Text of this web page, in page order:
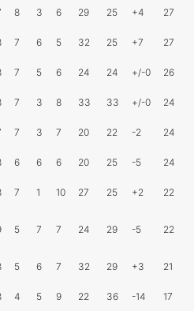
8 3 6 29 25 +4 27
7 6 5 32 25 +7 27
7 5 6 24 24 +/-0 26
7 3 8 33 33 +/-0 24
7 3 7 20 22 -2 24
6 6 6 20 25 -5 24
7 1 10 27 25 +2 22
5 7 7 24 29 -5 22
5 6 7 32 29 +3 21
4 5 9 22 36 -14 17